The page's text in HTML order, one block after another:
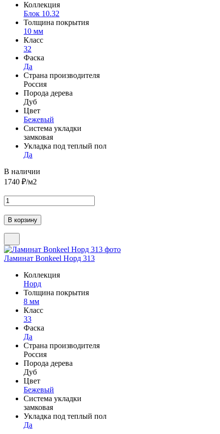
Коллекция
Блок 10.32
Толщина покрытия
10 мм
Класс
32
Фаска
Да
Страна производителя
Россия
Порода дерева
Дуб
Цвет
Бежевый
Система укладки
замковая
Укладка под теплый пол
Да
В наличии
1740 ₽/м2
Ламинат Bonkeel Норд 313
Коллекция
Норд
Толщина покрытия
8 мм
Класс
33
Фаска
Да
Страна производителя
Россия
Порода дерева
Дуб
Цвет
Бежевый
Система укладки
замковая
Укладка под теплый пол
Да